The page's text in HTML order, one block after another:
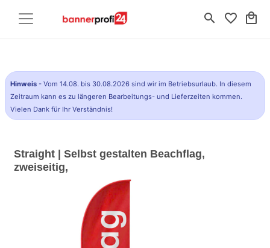
search favorite_border local_mall
Hinweis - Vom 14.08. bis 30.08.2026 sind wir im Betriebsurlaub. In diesem
Zeitraum kann es zu längeren Bearbeitungs- und Lieferzeiten kommen.
Vielen Dank für Ihr Verständnis!
Straight | Selbst gestalten Beachflag,
zweiseitig,